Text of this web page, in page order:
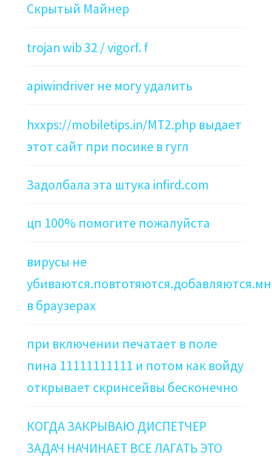
Скрытый Майнер
trojan wib 32 / vigorf. f
apiwindriver не могу удалить
hxxps://mobiletips.in/MT2.php выдает
этот сайт при посике в гугл
Задолбала эта штука infird.com
цп 100% помогите пожалуйста
вирусы не
в браузерах
при включении печатает в поле
пина 11111111111 и потом как войду
открывает скринсейвы бесконечно
КОГДА ЗАКРЫВАЮ ДИСПЕТЧЕР
ЗАДАЧ НАЧИНАЕТ ВСЕ ЛАГАТЬ ЭТО